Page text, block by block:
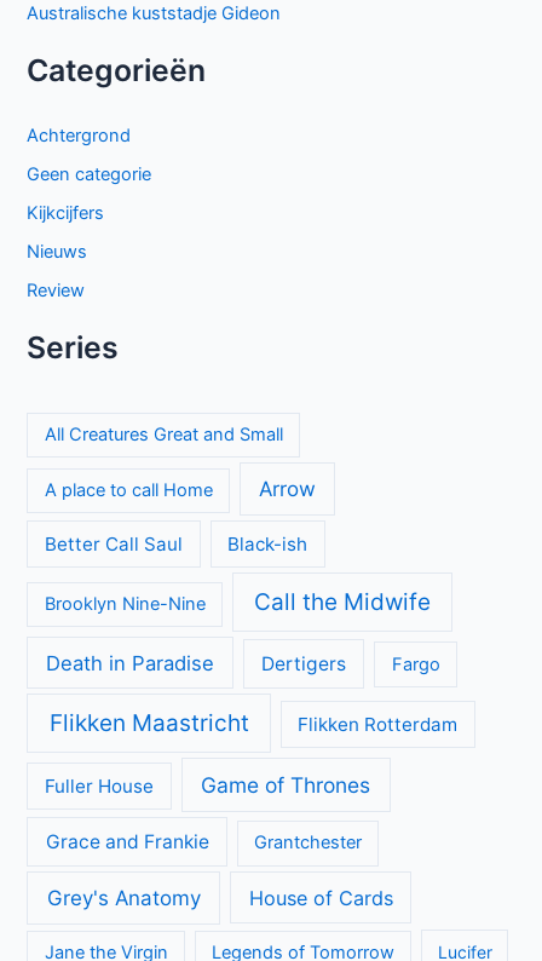
Australische kuststadje Gideon
Categorieën
Achtergrond
Geen categorie
Kijkcijfers
Nieuws
Review
Series
All Creatures Great and Small
A place to call Home Arrow
Better Call Saul Black-ish
Brooklyn Nine-Nine Call the Midwife
Death in Paradise Dertigers Fargo
Flikken Maastricht Flikken Rotterdam
Fuller House Game of Thrones
Grace and Frankie Grantchester
Grey's Anatomy House of Cards
Jane the Virgin Legends of Tomorrow Lucifer